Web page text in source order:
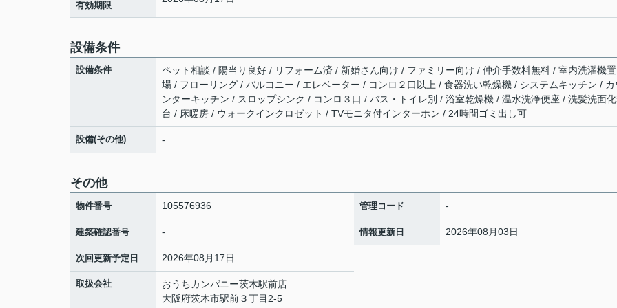
有効期限
設備条件
設備条件
ペット相談 / 陽当り良好 / リフォーム済 / 新婚さん向け / ファミリー向け / 仲介手数料無料 / 室内洗濯機置
場 / フローリング / バルコニー / エレベーター / コンロ２口以上 / 食器洗い乾燥機 / システムキッチン / カ
ンターキッチン / スロップシンク / コンロ３口 / バス・トイレ別 / 浴室乾燥機 / 温水洗浄便座 / 洗髪洗面
台 / 床暖房 / ウォークインクロゼット / TVモニタ付インターホン / 24時間ゴミ出し可
設備(その他) -
その他
物件番号 105576936 管理コード -
建築確認番号 - 情報更新日 2026年08月03日
次回更新予定日 2026年08月17日
取扱会社
おうちカンパニー茨木駅前店
大阪府茨木市駅前３丁目2-5